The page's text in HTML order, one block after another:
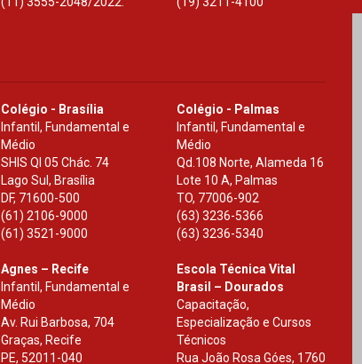
Colégio - Brasília
Infantil, Fundamental e
Médio
SHIS Ql 05 Chác. 74
Lago Sul, Brasília
DF, 71600-500
(61) 2106-9000
(61) 3521-9000
Colégio - Palmas
Infantil, Fundamental e
Médio
Qd.108 Norte, Alameda 16
Lote 10 A, Palmas
TO, 77006-902
(63) 3236-5366
(63) 3236-5340
Agnes – Recife
Infantil, Fundamental e
Médio
Av. Rui Barbosa, 704
Graças, Recife
PE, 52011-040
Escola Técnica Vital
Brasil – Dourados
Capacitação,
Especialização e Cursos
Técnicos
Rua João Rosa Góes, 1760